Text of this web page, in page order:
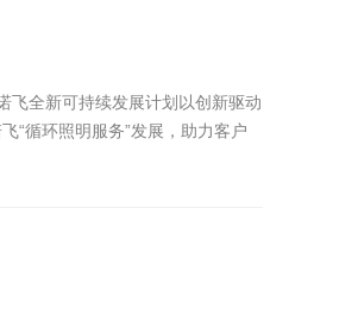
飞全新可持续发展计划以创新驱动
“循环照明服务”发展，助力客户